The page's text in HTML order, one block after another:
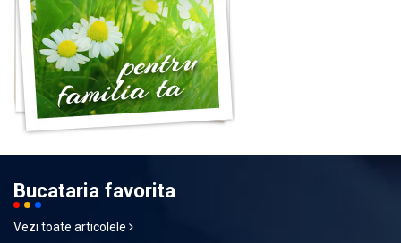
Bucataria favorita
Vezi toate articolele